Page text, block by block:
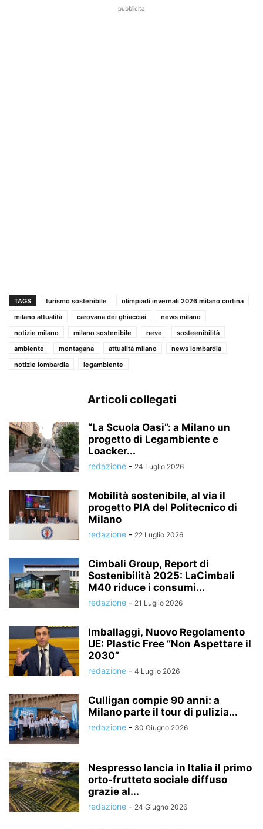
pubblicità
TAGS turismo sostenibile
olimpiadi invernali 2026 milano cortina
milano attualità
carovana dei ghiacciai
news milano
notizie milano
milano sostenibile neve
sosteenibilità
ambiente
montagana attualità milano
news lombardia
notizie lombardia
legambiente
Articoli collegati
“La Scuola Oasi”: a Milano un
progetto di Legambiente e
Loacker...
redazione - 24 Luglio 2026
Mobilità sostenibile, al via il
progetto PIA del Politecnico di
Milano
redazione - 22 Luglio 2026
Cimbali Group, Report di
Sostenibilità 2025: LaCimbali
M40 riduce i consumi...
redazione - 21 Luglio 2026
Imballaggi, Nuovo Regolamento
UE: Plastic Free “Non Aspettare il
2030”
redazione - 4 Luglio 2026
Culligan compie 90 anni: a
Milano parte il tour di pulizia...
redazione - 30 Giugno 2026
Nespresso lancia in Italia il primo
orto-frutteto sociale diffuso
grazie al...
redazione - 24 Giugno 2026